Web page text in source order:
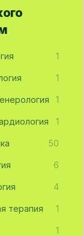
1
1
1
1
50
6
4
терапия 1
1